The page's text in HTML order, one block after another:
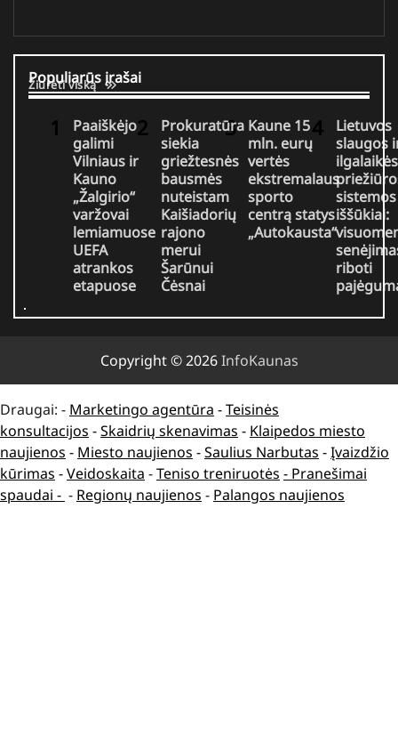
Populiarūs įrašai
Žiūrėti viską
Paaiškėjo
galimi
Vilniaus ir
Kauno
„Žalgirio“
varžovai
lemiamuose
UEFA
atrankos
etapuose
Prokuratūra
siekia
griežtesnės
bausmės
nuteistam
Kaišiadorių
rajono
merui
Šarūnui
Čėsnai
Kaune 15
mln. eurų
vertės
ekstremalaus
sporto
centrą statys
„Autokausta“
Lietuvos
slaugos
ilgalaikės
sistemos
iššūkiai:
riboti
Copyright © 2026InfoKaunas
Draugai: - Marketingo agentūra -Teisinės
konsultacijos -Skaidrių skenavimas - Klaipedos miesto
naujienos - Miesto naujienos -Saulius Narbutas -Įvaizdžio
kūrimas -Veidoskaita -Teniso treniruotės - Pranešimai
spaudai - - Regionų naujienos - Palangos naujienos